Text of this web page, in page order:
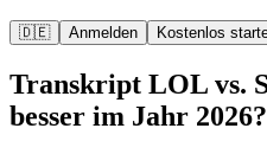
🇩🇪 Anmelden Kostenlos
Transkript LOL vs.
besser im Jahr 2026?